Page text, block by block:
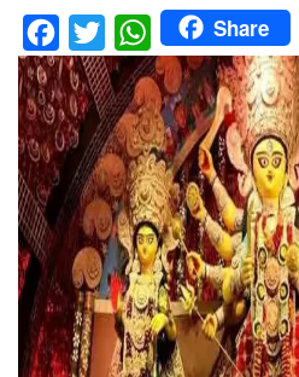
Facebook
TwitterWhatsApp
Share